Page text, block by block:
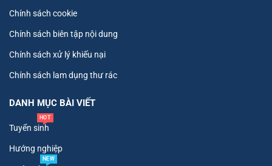
Chính sách cookie
Chính sách biên tập nội dung
Chính sách xử lý khiếu nại
Chính sách lam dụng thư rác
DANH MỤC BÀI VIẾT
Tuyển sinh
HOT
Hướng nghiệp
NEW